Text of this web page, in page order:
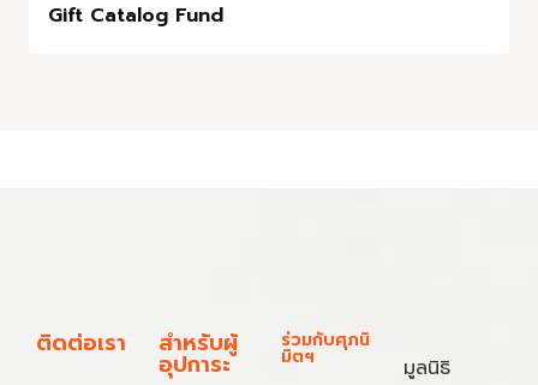
Gift Catalog Fund
ติดต่อเรา สำหรับผู้
อุปการะ
ร่วมกับศุภนิ
มิตฯ
มูลนิธิ